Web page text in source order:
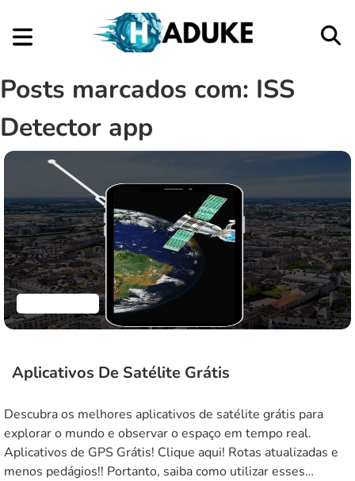
Posts marcados com: ISS
Detector app
Aplicativos De Satélite Grátis
Descubra os melhores aplicativos de satélite grátis para
explorar o mundo e observar o espaço em tempo real.
Aplicativos de GPS Grátis! Clique aqui! Rotas atualizadas e
menos pedágios!! Portanto, saiba como utilizar esses